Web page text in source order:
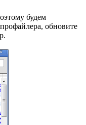
будем
обновите